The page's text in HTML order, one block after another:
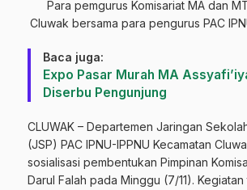
Para pemgurus Komisariat MA dan
Cluwak bersama para pengurus PAC
Baca juga:
Expo Pasar Murah MA
Diserbu Pengunjung
CLUWAK – Departemen Jaringan
(JSP) PAC IPNU-IPPNU Kecamatan
sosialisasi pembentukan Pimpinan
Darul Falah pada Minggu (7/11).